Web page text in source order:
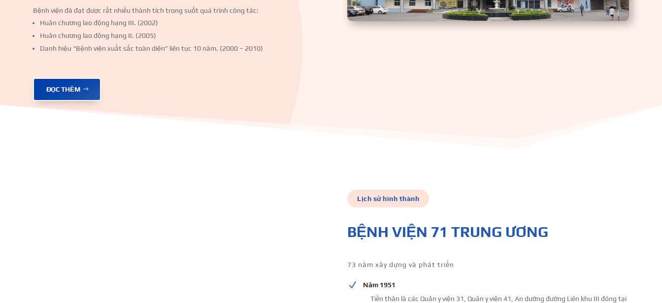
Bệnh viện đã đạt được rất nhiều thành tích trong suốt quá trình công tác:
Huân chương lao động hạng III. (2002)
Huân chương lao động hạng II. (2005)
Danh hiệu “Bệnh viện xuất sắc toàn diện” liên tục 10 năm. (2000 – 2010)
ĐỌC THÊM
Lịch sử hình thành
BỆNH VIỆN 71 TRUNG ƯƠNG
73 năm xây dựng và phát triển
N
Năm 1951
Tiền thân là các Quân y viện 31, Quân y viện 41, An dưỡng đường Liên khu III đóng tại